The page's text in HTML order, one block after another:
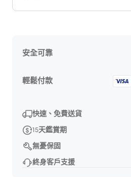
安全可靠
輕鬆付款
快速、免費送貨
15天鑑賞期
無憂保固
終身客戶支援